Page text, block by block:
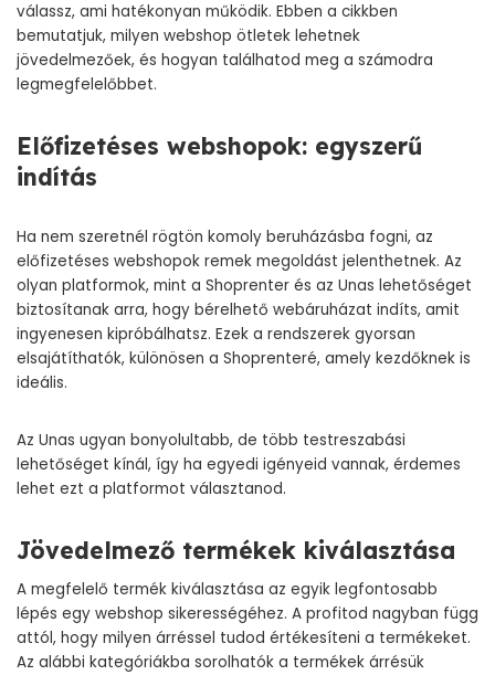
válassz, ami hatékonyan működik. Ebben a cikkben
bemutatjuk, milyen webshop ötletek lehetnek
jövedelmezőek, és hogyan találhatod meg a számodra
legmegfelelőbbet.
Előfizetéses webshopok: egyszerű
indítás
Ha nem szeretnél rögtön komoly beruházásba fogni, az
előfizetéses webshopok remek megoldást jelenthetnek. Az
olyan platformok, mint a Shoprenter és az Unas lehetőséget
biztosítanak arra, hogy bérelhető webáruházat indíts, amit
ingyenesen kipróbálhatsz. Ezek a rendszerek gyorsan
elsajátíthatók, különösen a Shoprenteré, amely kezdőknek is
ideális.
Az Unas ugyan bonyolultabb, de több testreszabási
lehetőséget kínál, így ha egyedi igényeid vannak, érdemes
lehet ezt a platformot választanod.
Jövedelmező termékek kiválasztása
A megfelelő termék kiválasztása az egyik legfontosabb
lépés egy webshop sikerességéhez. A profitod nagyban függ
attól, hogy milyen árréssel tudod értékesíteni a termékeket.
Az alábbi kategóriákba sorolhatók a termékek árrésük